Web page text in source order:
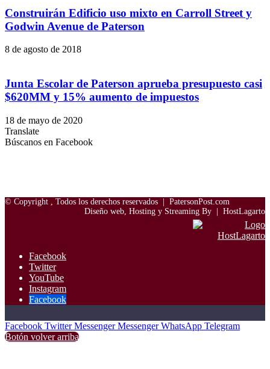
Construirán Edificio uso mixto en Carroll Street y
Godwin Avenue de Paterson
8 de agosto de 2018
Junta Escolar de Paterson aprueba presupuesto casi
$620MM y 15% aumento de impuestos
18 de mayo de 2020
Translate
Búscanos en Facebook
© Copyright , Todos los derechos reservados | PatersonPost.com
Diseño web, Hosting y Streaming By | HostLagarto
Facebook
Twitter
YouTube
Instagram
Facebook
Facebook Twitter Messenger Messenger WhatsApp Telegram
Botón volver arriba